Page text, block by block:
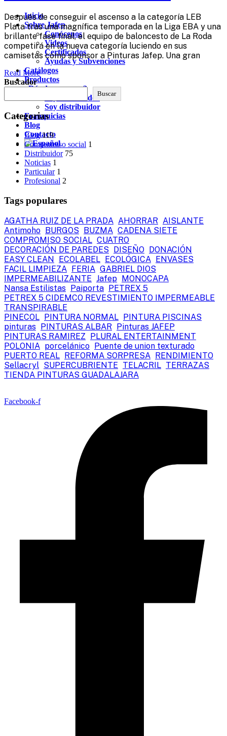
Inicio
Sobre Jafep
Conócenos
Videos
Certificados
Ayudas y Subvenciones
Catálogos
Productos
¿Dónde comprar?
Soy consumidor
Soy distribuidor
Franquicias
Blog
Contacto
Después de conseguir el ascenso a la categoría LEB
Plata tras una magnífica temporada en la Liga EBA y una
brillante fase final, el equipo de baloncesto de La Roda
competirá en la nueva categoría luciendo en sus
camisetas como sponsor a Pinturas Jafep. Una gran
Read More
Buscador
Buscar
Categorias
Blog 119
Compromiso social 1
Distribuidor 75
Noticias 1
Particular 1
Profesional 2
Tags populares
AGATHA RUIZ DE LA PRADA AHORRAR AISLANTE
Antimoho BURGOS BUZMA CADENA SIETE
COMPROMISO SOCIAL CUATRO
DECORACIÓN DE PAREDES DISEÑO DONACIÓN
EASY CLEAN ECOLABEL ECOLÓGICA ENVASES
FACIL LIMPIEZA FERIA GABRIEL DIOS
IMPERMEABILIZANTE Jafep MONOCAPA
Nansa Estilistas Paiporta PETREX 5
PETREX 5 CIDEMCO REVESTIMIENTO IMPERMEABLE
TRANSPIRABLE
PINECOL PINTURA NORMAL PINTURA PISCINAS
pinturas PINTURAS ALBAR Pinturas JAFEP
PINTURAS RAMIREZ PLURAL ENTERTAINMENT
POLONIA porcelánico Puente de union texturado
PUERTO REAL REFORMA SORPRESA RENDIMIENTO
Sellacryl SUPERCUBRIENTE TELACRIL TERRAZAS
TIENDA PINTURAS GUADALAJARA
Facebook-f